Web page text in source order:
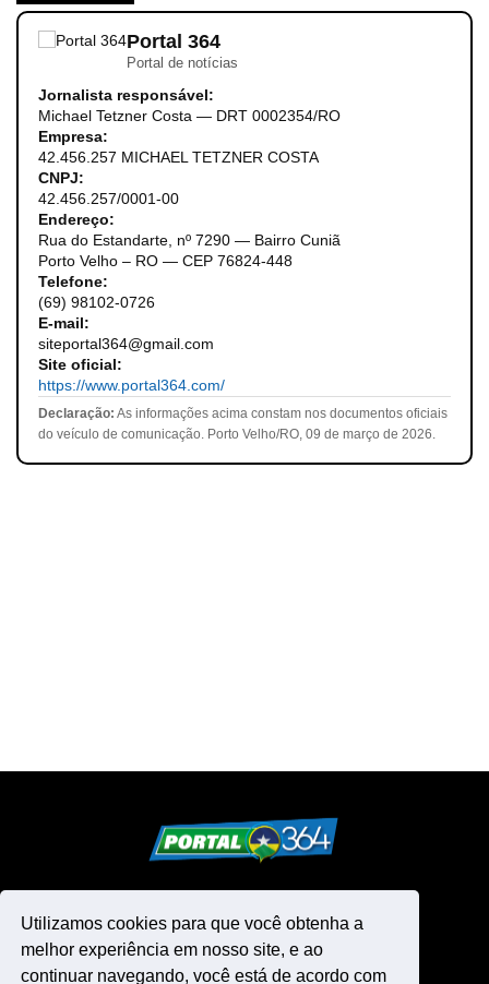
Utilizamos cookies para que você obtenha a
melhor experiência em nosso site, e ao
continuar navegando, você está de acordo com
Portal 364
Portal de notícias
Jornalista responsável:
Michael Tetzner Costa — DRT 0002354/RO
Empresa:
42.456.257 MICHAEL TETZNER COSTA
CNPJ:
42.456.257/0001-00
Endereço:
Rua do Estandarte, nº 7290 — Bairro Cuniã
Porto Velho – RO — CEP 76824-448
Telefone:
(69) 98102-0726
E-mail:
siteportal364@gmail.com
Site oficial:
https://www.portal364.com/
Declaração: As informações acima constam nos documentos oficiais
do veículo de comunicação. Porto Velho/RO, 09 de março de 2026.